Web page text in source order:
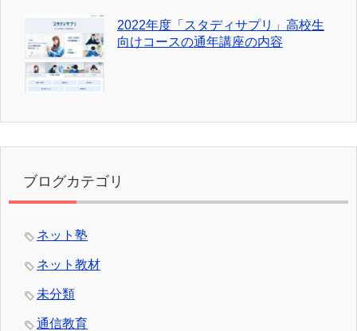
2022年度「スタディサプリ」高校生
向けコースの通年講座の内容
ブログカテゴリ
ネット塾
ネット教材
未分類
通信教育